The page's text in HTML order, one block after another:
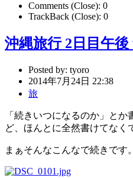
Comments (Close): 0
TrackBack (Close): 0
沖縄旅行 2日目午後
Posted by: tyoro
2014年7月24日 22:38
旅
「続きいつになるのか」とか
ど、ほんとに全然書けてなく
まぁそんなこんなで続きです。